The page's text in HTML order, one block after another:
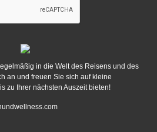
in die Welt des Reisens und des
an und freuen Sie sich auf kleine
zu Ihrer nächsten Auszeit bieten!